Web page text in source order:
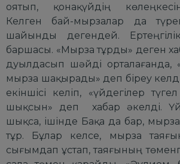
оятып, қонақүйдің
Келген бай-мырзалар да
шайынды дегендей.
баршасы. «Мырза тұрды» деген
дуылдасып шәйді орталағанда,
мырза шақырады» деп біреу
екіншісі келіп, «үйдегілер
шықсын» деп хабар әкелді.
шықса, ішінде Бақа да бар,
тұр. Бұлар келсе, мырза
сығымдап ұстап, таяғының